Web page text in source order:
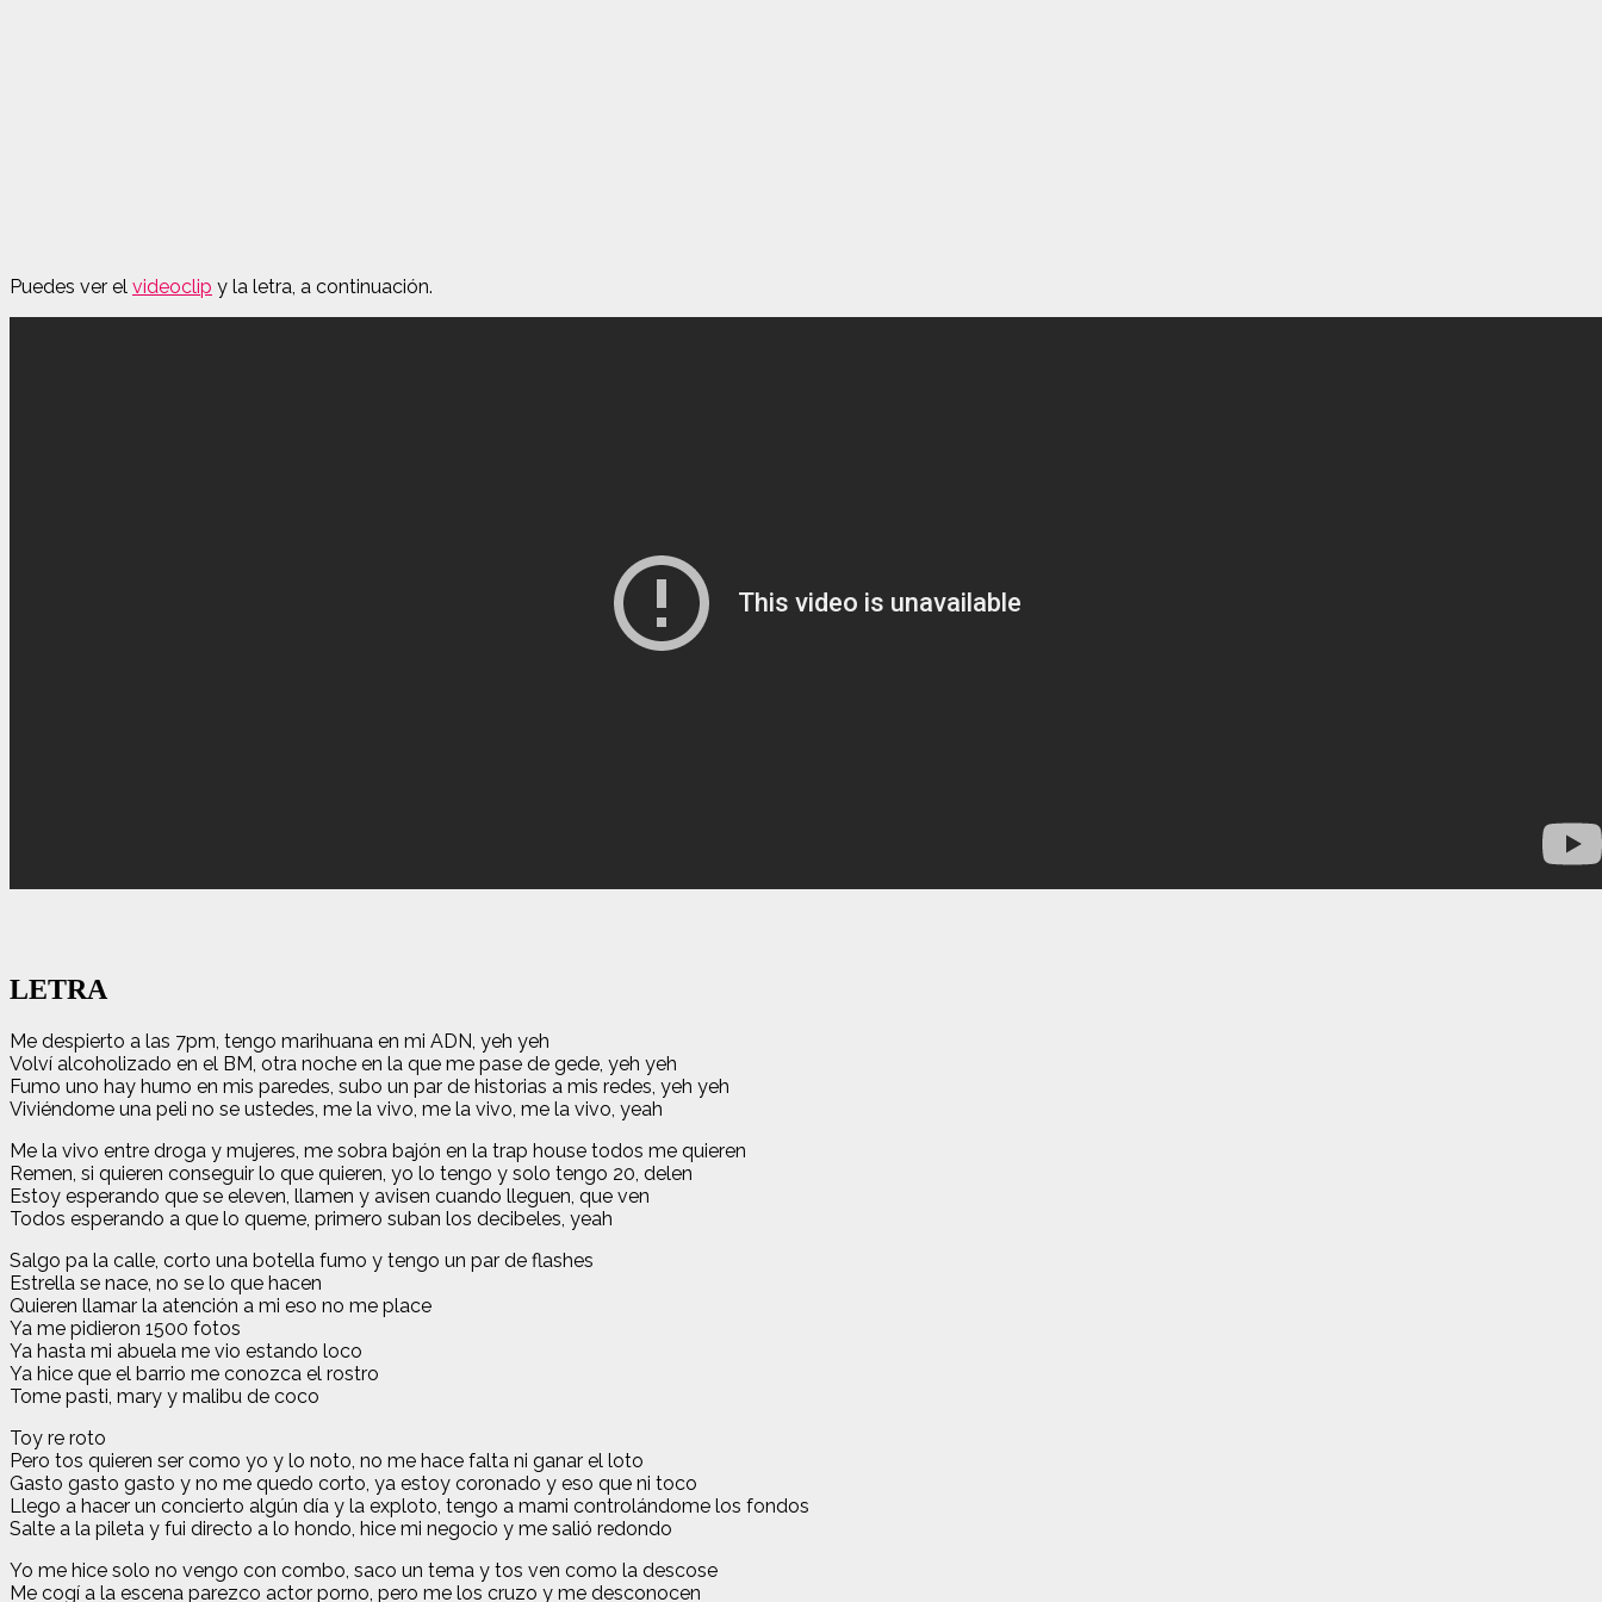
Puedes ver el videoclip y la letra, a continuación.
LETRA
Me despierto a las 7pm, tengo marihuana en mi ADN, yeh yeh
Volví alcoholizado en el BM, otra noche en la que me pase de gede, yeh yeh
Fumo uno hay humo en mis paredes, subo un par de historias a mis redes, yeh yeh
Viviéndome una peli no se ustedes, me la vivo, me la vivo, me la vivo, yeah
Me la vivo entre droga y mujeres, me sobra bajón en la trap house todos me quieren
Remen, si quieren conseguir lo que quieren, yo lo tengo y solo tengo 20, delen
Estoy esperando que se eleven, llamen y avisen cuando lleguen, que ven
Todos esperando a que lo queme, primero suban los decibeles, yeah
Salgo pa la calle, corto una botella fumo y tengo un par de flashes
Estrella se nace, no se lo que hacen
Quieren llamar la atención a mi eso no me place
Ya me pidieron 1500 fotos
Ya hasta mi abuela me vio estando loco
Ya hice que el barrio me conozca el rostro
Tome pasti, mary y malibu de coco
Toy re roto
Pero tos quieren ser como yo y lo noto, no me hace falta ni ganar el loto
Gasto gasto gasto y no me quedo corto, ya estoy coronado y eso que ni toco
Llego a hacer un concierto algún día y la exploto, tengo a mami controlándome los fondos
Salte a la pileta y fui directo a lo hondo, hice mi negocio y me salió redondo
Yo me hice solo no vengo con combo, saco un tema y tos ven como la descose
Me cogí a la escena parezco actor porno, pero me los cruzo y me desconocen